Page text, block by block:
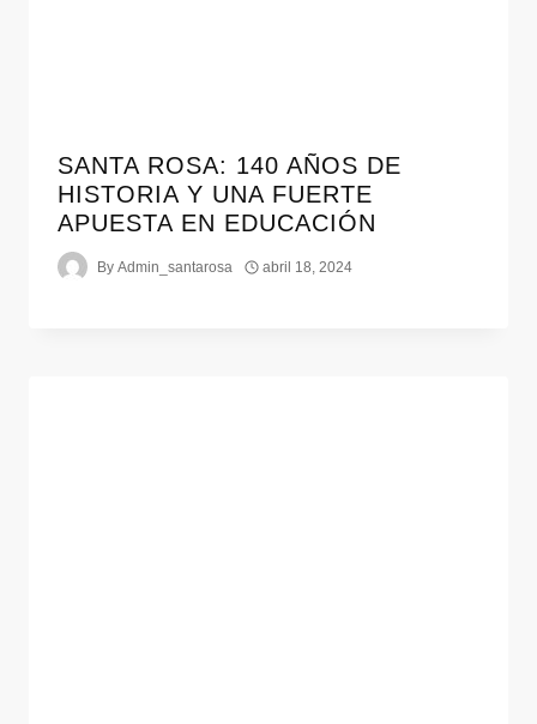
SANTA ROSA: 140 AÑOS DE
HISTORIA Y UNA FUERTE
APUESTA EN EDUCACIÓN
By Admin_santarosa abril 18, 2024